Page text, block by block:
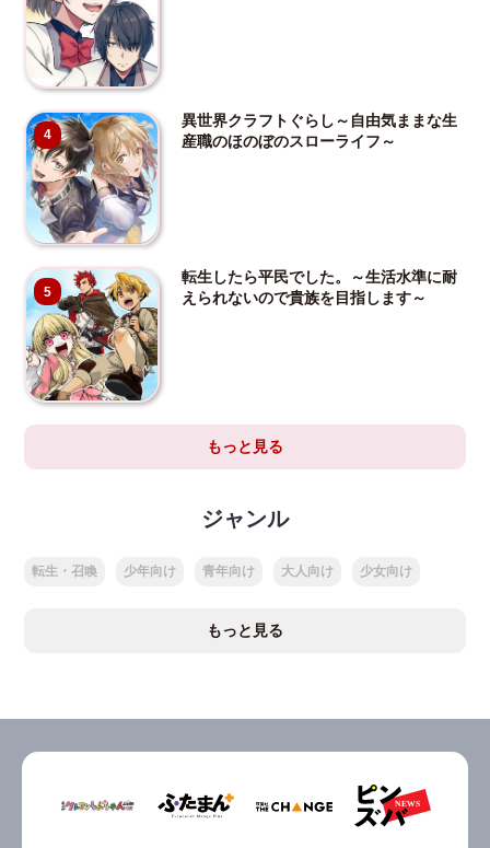
4
異世界クラフトぐらし～自由気ままな生
産職のほのぼのスローライフ～
5
転生したら平民でした。～生活水準に耐
えられないので貴族を目指します～
もっと見る
ジャンル
転生・召喚 少年向け 青年向け 大人向け 少女向け
もっと見る